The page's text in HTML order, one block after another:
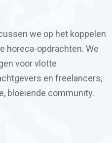
we op het koppelen
horeca-opdrachten. We
voor vlotte
en freelancers,
bloeiende community.